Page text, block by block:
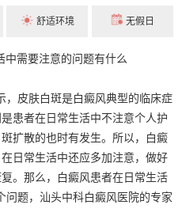
舒适环境 无假日
，皮肤白斑是白癜风典型的临床症
患者在日常生活中不注意个人护
扩散的也时有发生。所以，白癜
日常生活中还应多加注意，做好
。那么，白癜风患者在日常生活
问题，汕头中科白癜风医院的专家